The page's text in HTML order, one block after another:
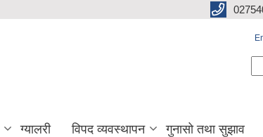
ग्यालरी विपद व्यवस्थापन गुनासो तथा सुझाव